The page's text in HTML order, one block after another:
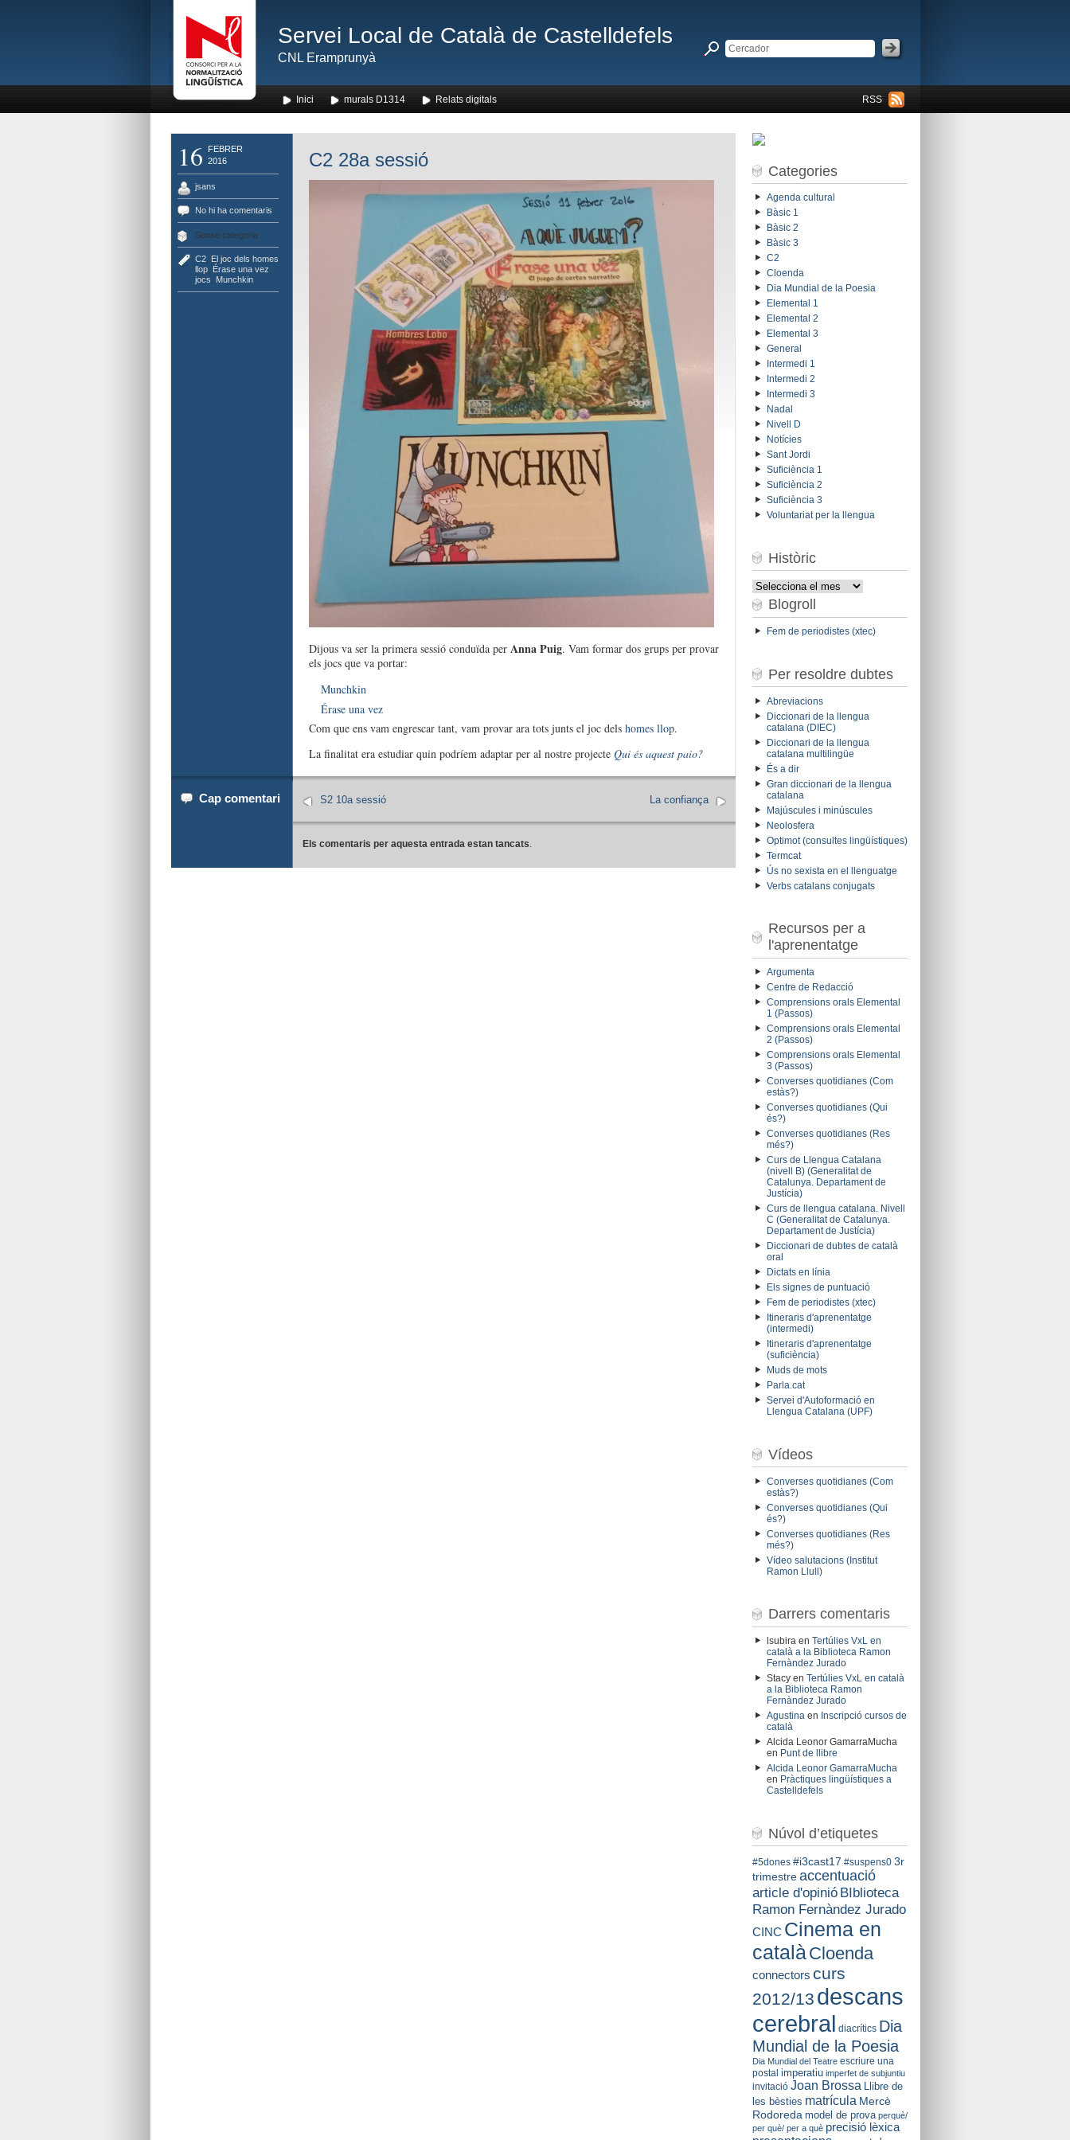
Servei Local de Català de Castelldefels
CNL Eramprunyà
RSS
Inici murals D1314 Relats digitals
16
FEBRER
2016
jsans
No hi ha comentaris
Sense categoria
C2, El joc dels homes
llop, Érase una vez
jocs
Munchkin
C2 28a sessió
Dijous va ser la primera sessió conduïda per Anna Puig. Vam formar dos grups per provar
els jocs que va portar:
Munchkin
Érase una vez
Com que ens vam engrescar tant, vam provar ara tots junts el joc dels homes llop.
La finalitat era estudiar quin podríem adaptar per al nostre projecte Qui és aquest paio?
Cap comentari La confiança
S2 10a sessió
Els comentaris per aquesta entrada estan tancats
Categories
Agenda cultural
Bàsic 1
Bàsic 2
Bàsic 3
C2
Cloenda
Dia Mundial de la Poesia
Elemental 1
Elemental 2
Elemental 3
General
Intermedi 1
Intermedi 2
Intermedi 3
Nadal
Nivell D
Notícies
Sant Jordi
Suficiència 1
Suficiència 2
Suficiència 3
Voluntariat per la llengua
Històric
Històric
Blogroll
Fem de periodistes (xtec)
Per resoldre dubtes
Abreviacions
Diccionari de la llengua
catalana (DIEC)
Diccionari de la llengua
catalana multilingüe
És a dir
Gran diccionari de la llengua
catalana
Majúscules i minúscules
Neolosfera
Optimot (consultes lingüístiques)
Termcat
Ús no sexista en el llenguatge
Verbs catalans conjugats
Recursos per a
l'aprenentatge
Argumenta
Centre de Redacció
Comprensions orals Elemental
1 (Passos)
Comprensions orals Elemental
2 (Passos)
Comprensions orals Elemental
3 (Passos)
Converses quotidianes (Com
estàs?)
Converses quotidianes (Qui
és?)
Converses quotidianes (Res
més?)
Curs de Llengua Catalana
(nivell B) (Generalitat de
Catalunya. Departament de
Justícia)
Curs de llengua catalana. Nivell
C (Generalitat de Catalunya.
Departament de Justícia)
Diccionari de dubtes de català
oral
Dictats en línia
Els signes de puntuació
Fem de periodistes (xtec)
Itineraris d'aprenentatge
(intermedi)
Itineraris d'aprenentatge
(suficiència)
Muds de mots
Parla.cat
Servei d'Autoformació en
Llengua Catalana (UPF)
Vídeos
Converses quotidianes (Com
estàs?)
Converses quotidianes (Qui
és?)
Converses quotidianes (Res
més?)
Vídeo salutacions (Institut
Ramon Llull)
Darrers comentaris
lsubiraen Tertúlies VxL en
català a la Biblioteca Ramon
Fernàndez Jurado
Stacyen Tertúlies VxL en català
a la Biblioteca Ramon
Fernàndez Jurado
Agustinaen Inscripció cursos de
català
Alcida Leonor GamarraMucha
en Punt de llibre
Alcida Leonor GamarraMucha
en Pràctiques lingüístiques a
Castelldefels
Núvol d’etiquetes
#5dones #i3cast17 #suspens0 3r
trimestre accentuació
article d'opinió BIblioteca
Ramon Fernàndez Jurado
CINC Cinema en
catalàCloenda
connectors curs
2012/13 descans
cerebral diacrítics Dia
Mundial de la Poesia
Dia Mundial del Teatre escriure una
postal imperatiu imperfet de subjuntiu
invitació Joan Brossa
Llibre de
les bèsties matrícula Mercè
Rodoreda model de prova perquè/
per què/ per a què precisió lèxica